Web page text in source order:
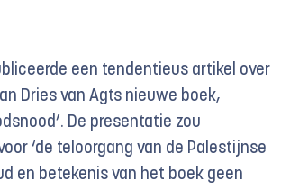
een tendentieus artikel over
Dries van Agts nieuwe boek,
De presentatie zou
‘de teloorgang van de Palestijnse
en betekenis van het boek geen